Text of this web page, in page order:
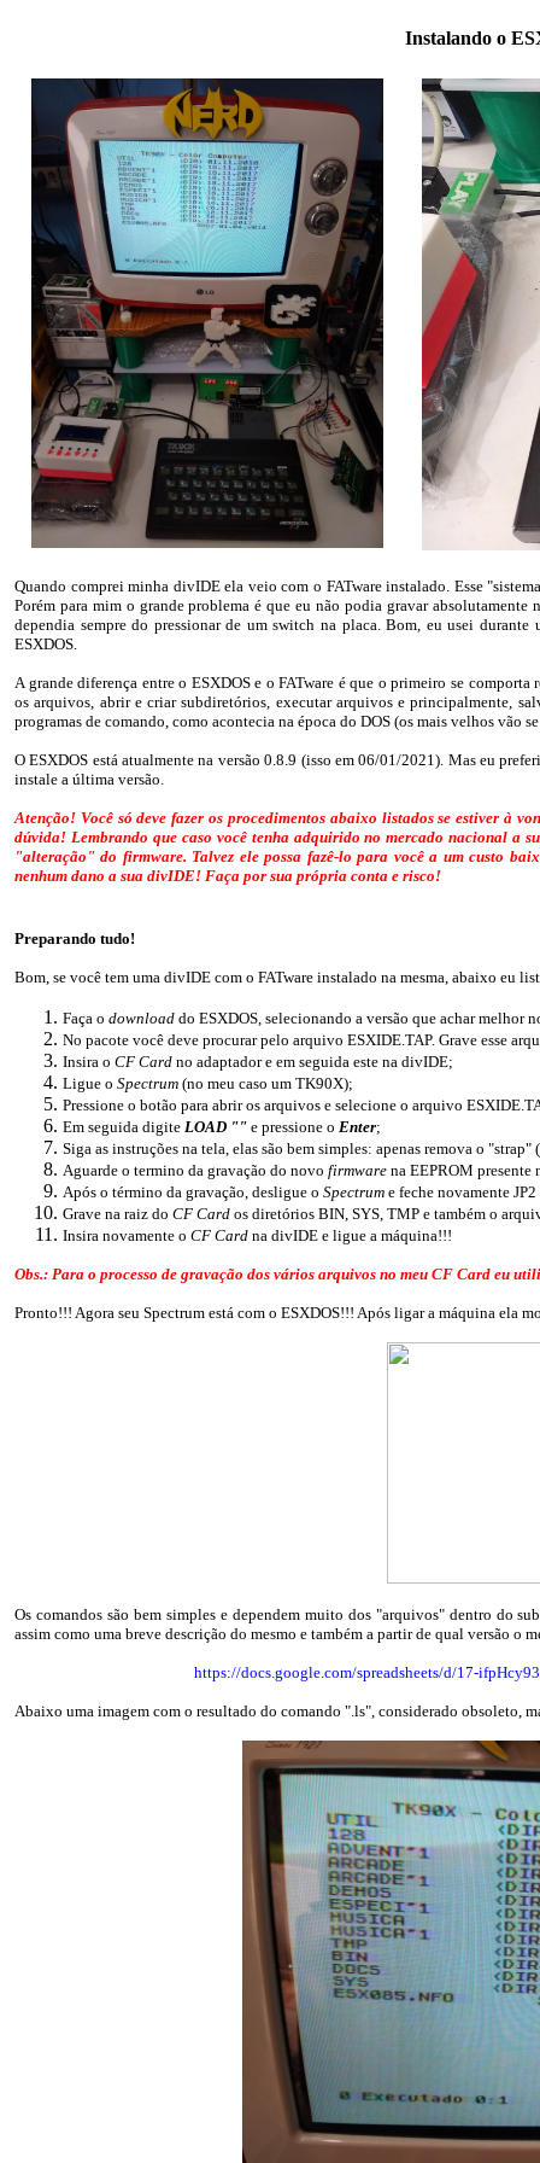
Instalando o
Quando comprei minha divIDE ela veio com o FATware instalado. Esse
Porém para mim o grande problema é que eu não podia gravar
dependia sempre do pressionar de um switch na placa. Bom, eu usei
ESXDOS.
A grande diferença entre o ESXDOS e o FATware é que o primeiro se
os arquivos, abrir e criar subdiretórios, executar arquivos e principalmente,
programas de comando, como acontecia na época do DOS (os mais velhos vão
O ESXDOS está atualmente na versão 0.8.9 (isso em 06/01/2021). Mas eu
instale a última versão.
Atenção! Você só deve fazer os procedimentos abaixo listados se estiver à
dúvida! Lembrando que caso você tenha adquirido no mercado nacional a
"alteração" do firmware. Talvez ele possa fazê-lo para você a um custo
nenhum dano a sua divIDE! Faça por sua própria conta e risco!
Preparando tudo!
Bom, se você tem uma divIDE com o FATware instalado na mesma, abaixo eu
Faça o download do ESXDOS, selecionando a versão que achar melhor
No pacote você deve procurar pelo arquivo ESXIDE.TAP. Grave esse
Insira o CF Card no adaptador e em seguida este na divIDE;
Ligue o Spectrum (no meu caso um TK90X);
Pressione o botão para abrir os arquivos e selecione o arquivo
Em seguida digite LOAD "" e pressione o Enter;
Siga as instruções na tela, elas são bem simples: apenas remova o
Aguarde o termino da gravação do novo firmware na EEPROM presente
Após o término da gravação, desligue o Spectrum e feche novamente
Grave na raiz do CF Card os diretórios BIN, SYS, TMP e também o
Insira novamente o CF Card na divIDE e ligue a máquina!!!
Obs.: Para o processo de gravação dos vários arquivos no meu CF Card eu
Pronto!!! Agora seu Spectrum está com o ESXDOS!!! Após ligar a máquina ela
Os comandos são bem simples e dependem muito dos "arquivos" dentro do
assim como uma breve descrição do mesmo e também a partir de qual versão o
https://docs.google.com/spreadsheets/d/17-
Abaixo uma imagem com o resultado do comando ".ls", considerado obsoleto,